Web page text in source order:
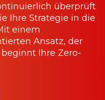
überprüft
Ihre Strategie in die
einem
Ansatz, der
Ihre Zero-